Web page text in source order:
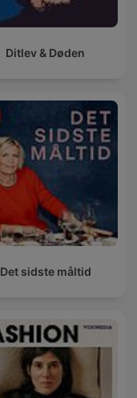
Ditlev & Døden
Det sidste måltid